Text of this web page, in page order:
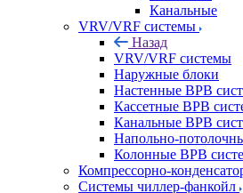
Канальные
VRV/VRF системы
Назад
VRV/VRF системы
Наружные блоки
Настенные ВРВ
Кассетные ВРВ
Канальные ВРВ
Напольно-
Колонные ВРВ
Компрессорно-
Системы чиллер-фанкойл